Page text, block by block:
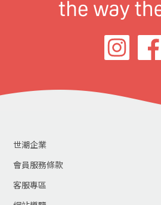
世潮企業
會員服務條款
客服專區